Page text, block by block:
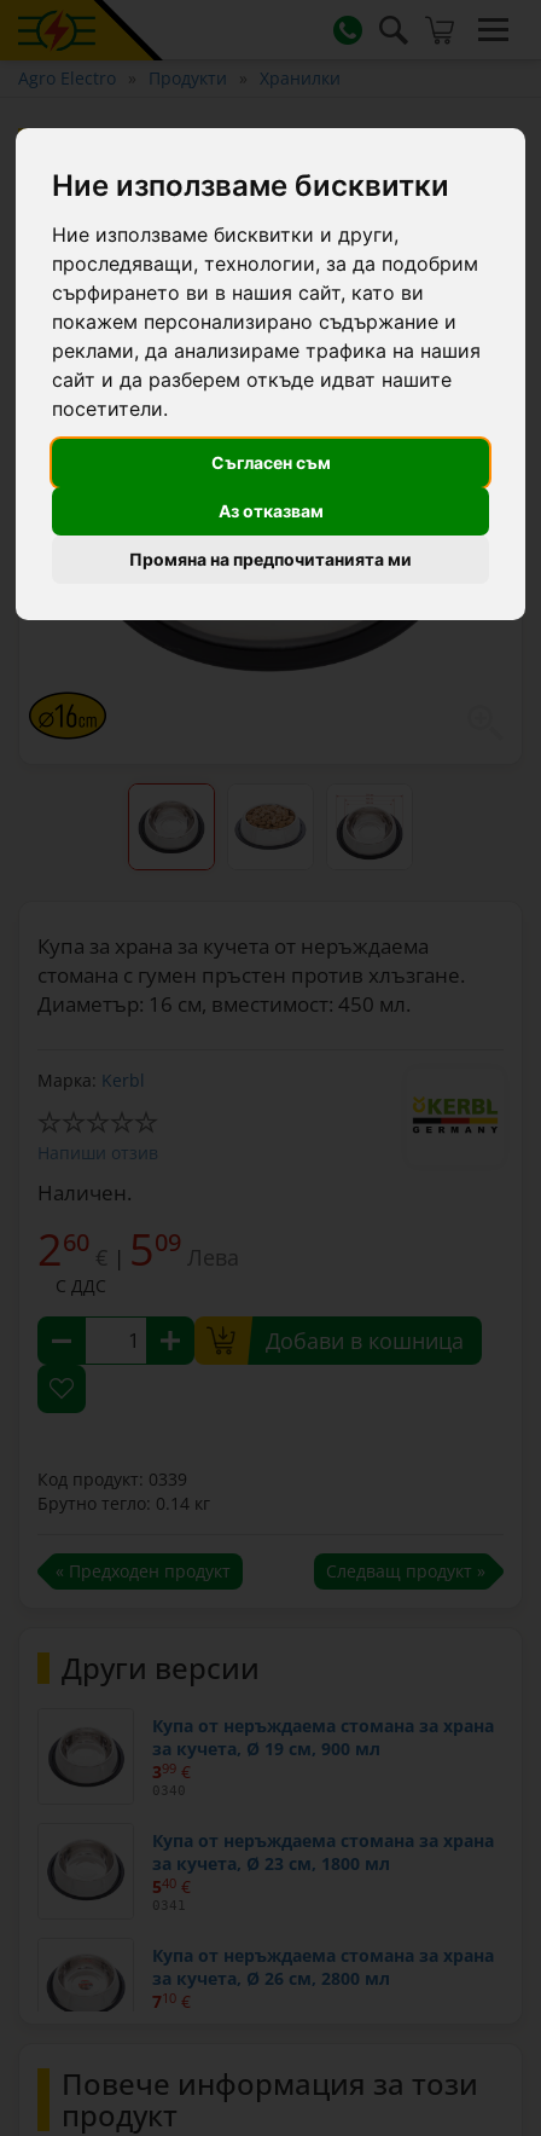
Ние използваме бисквитки
Ние използваме бисквитки и други,
проследяващи, технологии, за да подобрим
сърфирането ви в нашия сайт, като ви
покажем персонализирано съдържание и
реклами, да анализираме трафика на нашия
сайт и да разберем откъде идват нашите
посетители.
Съгласен съм
Аз отказвам
Промяна на предпочитанията ми
Agro Electro Продукти Хранилки
за храна за кучета, Ø 16 см,
Купа за храна за кучета от неръждаема
стомана с гумен пръстен против хлъзгане.
Диаметър: 16 см, вместимост: 450 мл.
Марка: Kerbl
Напиши отзив
Наличен.
260 € | 509 Лева
С ДДС
Добави в кошница
Код продукт: 0339
Брутно тегло: 0.14 кг
« Предходен продукт Следващ продукт »
Други версии
Купа от неръждаема стомана за храна
за кучета, Ø 19 см, 900 мл
399 €
0340
Купа от неръждаема стомана за храна
за кучета, Ø 23 см, 1800 мл
540 €
0341
Купа от неръждаема стомана за храна
за кучета, Ø 26 см, 2800 мл
710 €
Повече информация за този
продукт